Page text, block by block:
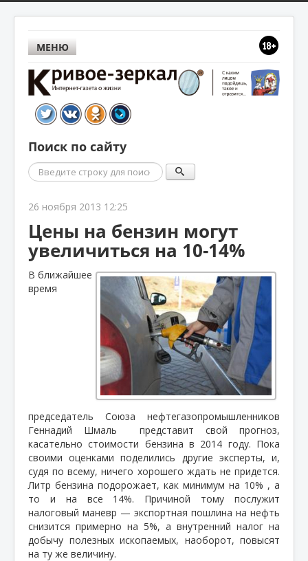
МЕНЮ
Поиск по сайту
Поиск
26 ноября 2013 12:25
Цены на бензин могут
увеличиться на 10-14%
В ближайшее
время
председатель Союза нефтегазопромышленников
Геннадий Шмаль
представит свой прогноз,
касательно стоимости бензина в 2014 году. Пока
своими оценками поделились другие эксперты, и,
судя по всему, ничего хорошего ждать не придется.
Литр бензина подорожает, как минимум на 10% , а
то и на все 14%. Причиной тому послужит
налоговый маневр — экспортная пошлина на нефть
снизится примерно на 5%, а внутренний налог на
добычу полезных ископаемых, наоборот, повысят
на ту же величину.